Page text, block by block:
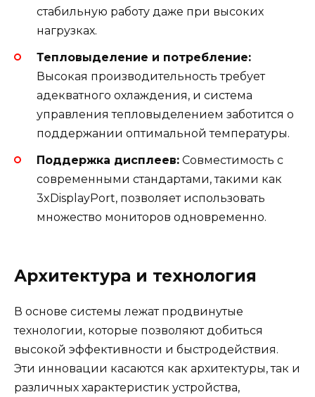
стабильную работу даже при высоких
нагрузках.
Тепловыделение и потребление:
Высокая производительность требует
адекватного охлаждения, и система
управления тепловыделением заботится о
поддержании оптимальной температуры.
Поддержка дисплеев: Совместимость с
современными стандартами, такими как
3xDisplayPort, позволяет использовать
множество мониторов одновременно.
Архитектура и технология
В основе системы лежат продвинутые
технологии, которые позволяют добиться
высокой эффективности и быстродействия.
Эти инновации касаются как архитектуры, так и
различных характеристик устройства,